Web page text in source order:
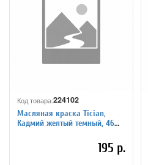
Код товара:224102
Масляная краска Tician,
Кадмий желтый темный, 46
195 р.